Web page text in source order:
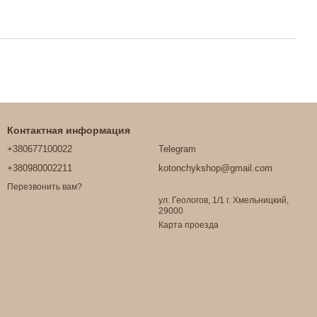
Контактная информация
+380677100022
+380980002211
Перезвонить вам?
Telegram
kotonchykshop@gmail.com
ул. Геологов, 1/1 г. Хмельницкий,
29000
Карта проезда